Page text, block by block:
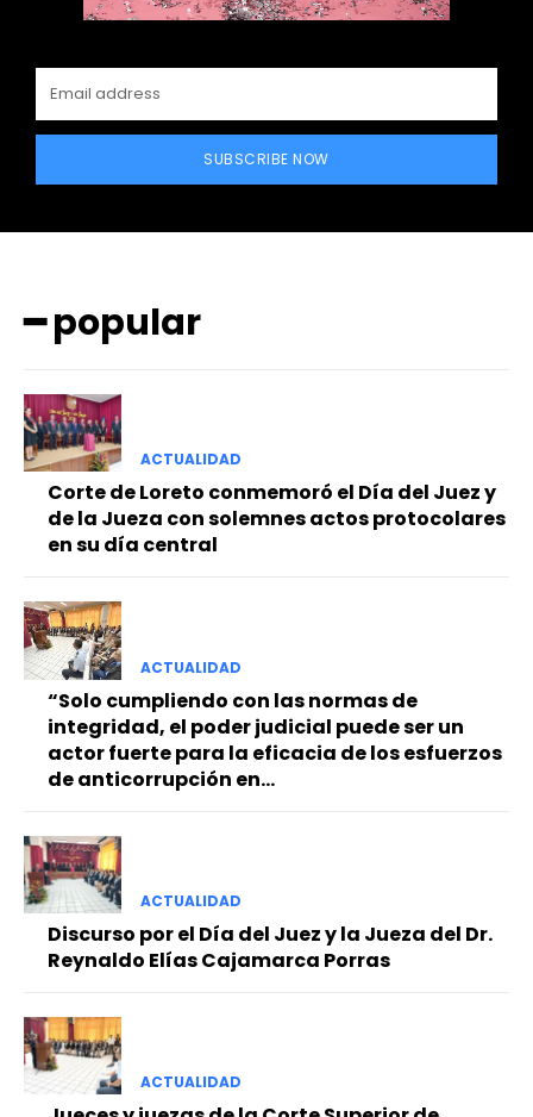
━ Planes
SUBSCRIBE NOW
━ popular
ACTUALIDAD
Corte de Loreto conmemoró el Día del Juez y
de la Jueza con solemnes actos protocolares
en su día central
ACTUALIDAD
“Solo cumpliendo con las normas de
integridad, el poder judicial puede ser un
actor fuerte para la eficacia de los esfuerzos
de anticorrupción en...
ACTUALIDAD
Discurso por el Día del Juez y la Jueza del Dr.
Reynaldo Elías Cajamarca Porras
ACTUALIDAD